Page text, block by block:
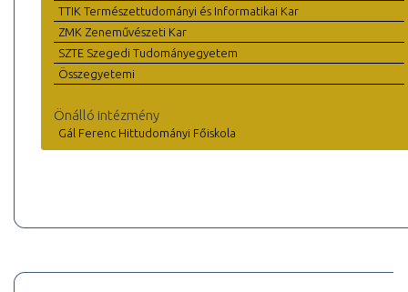
TTIK Természettudományi és Informatikai Kar
ZMK Zeneművészeti Kar
SZTE Szegedi Tudományegyetem
Összegyetemi
Önálló intézmény
Gál Ferenc Hittudományi Főiskola